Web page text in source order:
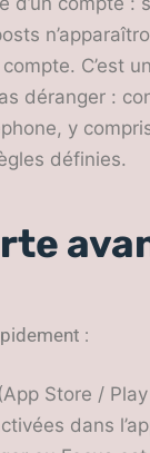
C’est
déranger :
y
définies.
:
Store /
dans